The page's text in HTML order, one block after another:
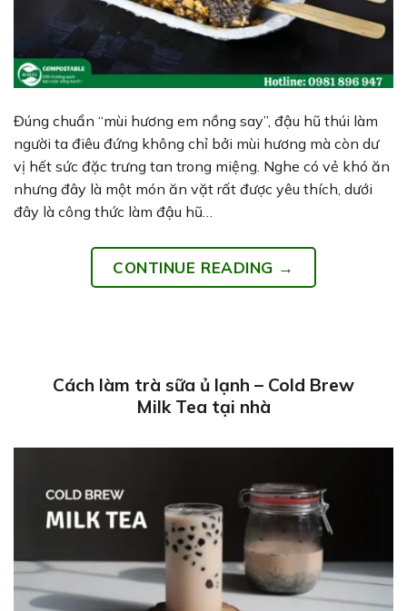
Đúng chuẩn “mùi hương em nồng say”, đậu hũ thúi làm
người ta điêu đứng không chỉ bởi mùi hương mà còn dư
vị hết sức đặc trưng tan trong miệng. Nghe có vẻ khó ăn
nhưng đây là một món ăn vặt rất được yêu thích, dưới
đây là công thức làm đậu hũ…
CONTINUE READING →
Cách làm trà sữa ủ lạnh – Cold Brew
Milk Tea tại nhà